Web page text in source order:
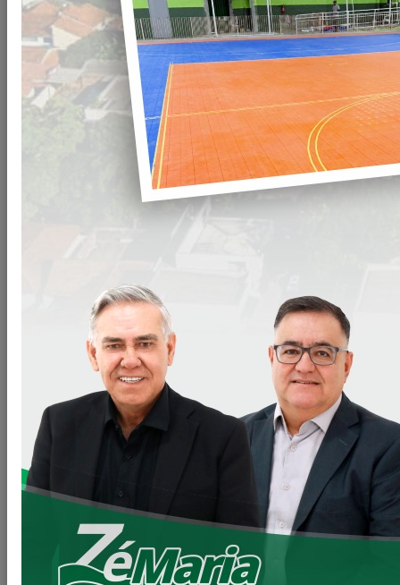
Publicado em: 17/12/2025 21:00
Compartilhar WHATSAPP
O Natal chegou oficialmente a Loanda com uma noite
marcada por emoção e encantamento.
Na noite do último Sábado (13/12), o município realizou a
chegada do Papai Noel acompanhada do espetáculo “Em